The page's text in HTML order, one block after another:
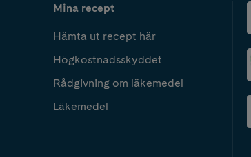
Mina recept
Hämta ut recept här
Högkostnadsskyddet
Rådgivning om läkemedel
Läkemedel